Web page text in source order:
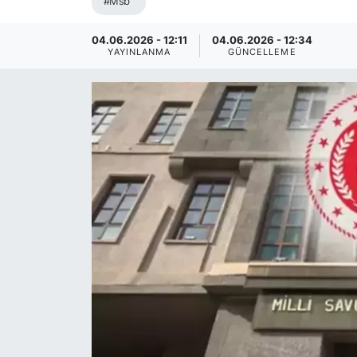
04.06.2026 - 12:11
YAYINLANMA
04.06.2026 - 12:34
GÜNCELLEME